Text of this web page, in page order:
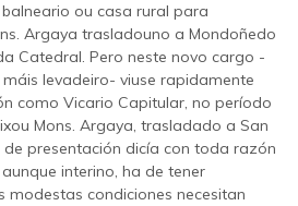
ou casa rural para
Argaya trasladouno a Mondoñedo
Catedral. Pero neste novo cargo -
levadeiro- viuse rapidamente
como Vicario Capitular, no período
Mons. Argaya, trasladado a San
presentación dicía con toda razón
aunque interino, ha de tener
modestas condiciones necesitan